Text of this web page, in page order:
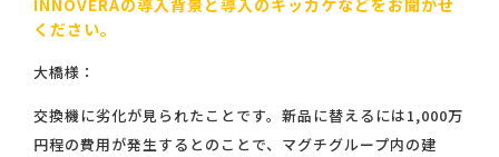
ください。
大橋様：
交換機に劣化が見られたことです。新品に替えるには1,000万
円程の費用が発生するとのことで、マグチグループ内の建